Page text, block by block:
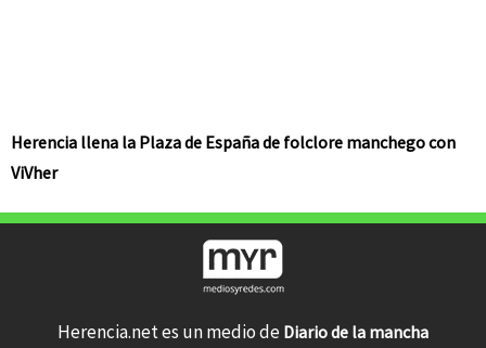
Herencia llena la Plaza de España de folclore manchego con
ViVher
Herencia.net es un medio de Diario de la mancha